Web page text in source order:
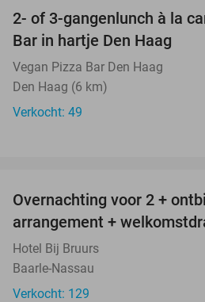
2- of 3-gangenlunch à la
Bar in hartje Den Haag
Vegan Pizza Bar Den Haag
Den Haag (6 km)
Verkocht: 49
Overnachting voor 2 +
arrangement +
Hotel Bij Bruurs
Baarle-Nassau
Verkocht: 129